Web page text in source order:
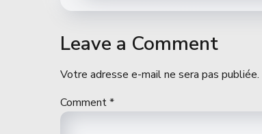
Leave a Comment
Votre adresse e-mail ne sera pas publiée.
Comment*